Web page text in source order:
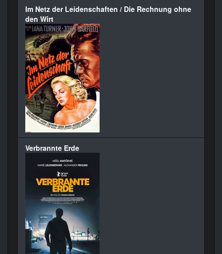
Im Netz der Leidenschaften / Die Rechnung ohne
den Wirt
Verbrannte Erde